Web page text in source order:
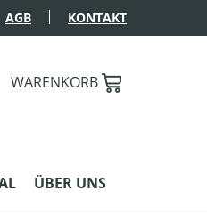
AGB KONTAKT
WARENKORB
ÜBER UNS